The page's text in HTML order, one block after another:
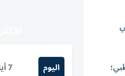
اليوم 7 أيام